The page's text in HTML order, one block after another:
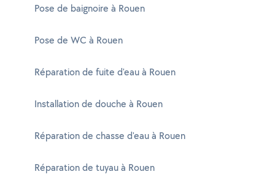
Pose de baignoire à Rouen
Pose de WC à Rouen
Réparation de fuite d'eau à Rouen
Installation de douche à Rouen
Réparation de chasse d'eau à Rouen
Réparation de tuyau à Rouen